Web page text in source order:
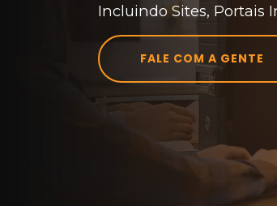
Incluindo Sites, Portais
FALE COM A GENTE